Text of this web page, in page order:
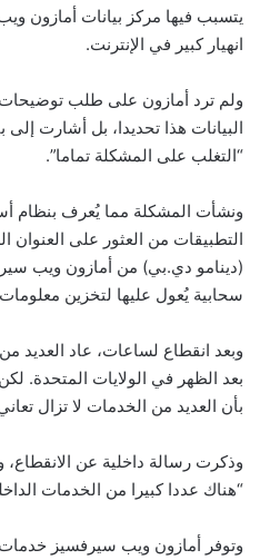
يتسبب فيها مركز بيانات أمازون
انهيار كبير في الإنترنت.
ولم ترد أمازون على طلب توضيحات
البيانات هذا تحديدا، بل أشارت إلى
“التغلب على المشكلة تماما”.
ونشأت المشكلة مما يُعرف بنظام
التطبيقات من العثور على العنوان
(دينامو دي.بي) من أمازون ويب
سحابية يُعول عليها لتخزين
وبعد انقطاع لساعات، عاد العديد
بعد الظهر في الولايات المتحدة.
بأن العديد من الخدمات لا تزال
وذكرت رسالة داخلية عن الانقطاع،
“هناك عددا كبيرا من الخدمات
وتوفر أمازون ويب سيرفسيز